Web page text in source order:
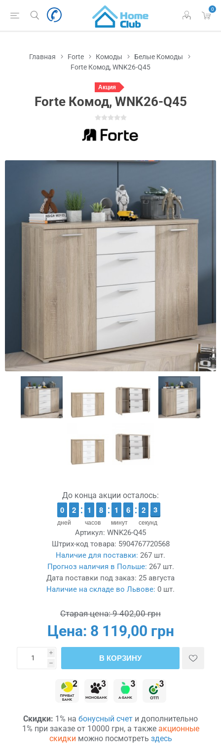
0
Главная Forte Комоды
Белые Комоды
Forte Комод, WNK26-Q45
Акция
Forte Комод, WNK26-Q45
До конца акции осталось:
дней
9
9
0
0 1
1
2
2
часов
1
1
1
1 7
7
8
8
минут
1
1
1
1 5
5
6
6
секунд
3
2
2 3
3
2
Артикул: WNK26-Q45
Штрих-код товара: 5904767720568
Наличие для поставки: 267 шт.
Прогноз наличия в Польше: 267 шт.
Дата поставки под заказ: 25 августа
Наличие на складе во Львове: 0 шт.
Старая цена: 9 402,00 грн
Цена: 8 119,00 грн
i
h
В КОРЗИНУ
Скидки: 1% на бонусный счет и дополнительно
1% при заказе от 10000 грн, а также акционные
скидки можно посмотреть здесь